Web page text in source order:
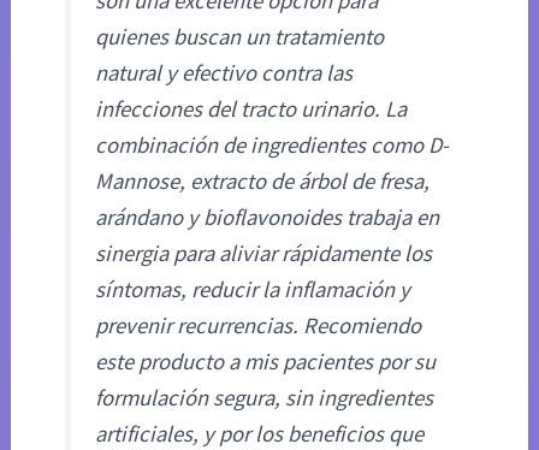
quienes buscan un tratamiento
natural y efectivo contra las
infecciones del tracto urinario. La
combinación de ingredientes como D-
Mannose, extracto de árbol de fresa,
arándano y bioflavonoides trabaja en
sinergia para aliviar rápidamente los
síntomas, reducir la inflamación y
prevenir recurrencias. Recomiendo
este producto a mis pacientes por su
formulación segura, sin ingredientes
artificiales, y por los beneficios que